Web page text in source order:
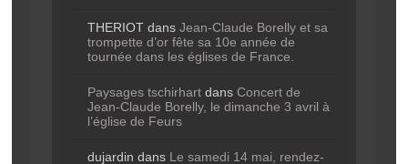
THERIOTdans Jean-Claude Borelly et sa
trompette d’or fête sa 10e année de
tournée dans les églises de France.
Paysages tschirhartdans Concert de
Jean-Claude Borelly, le dimanche 3 avril à
l’église de Feurs
dujardin dans Le samedi 14 mai, rendez-